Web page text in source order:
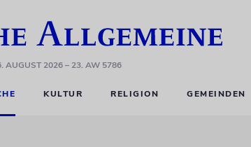
AUGUST 2026– 23. AW 5786
KULTUR RELIGION GEMEINDEN